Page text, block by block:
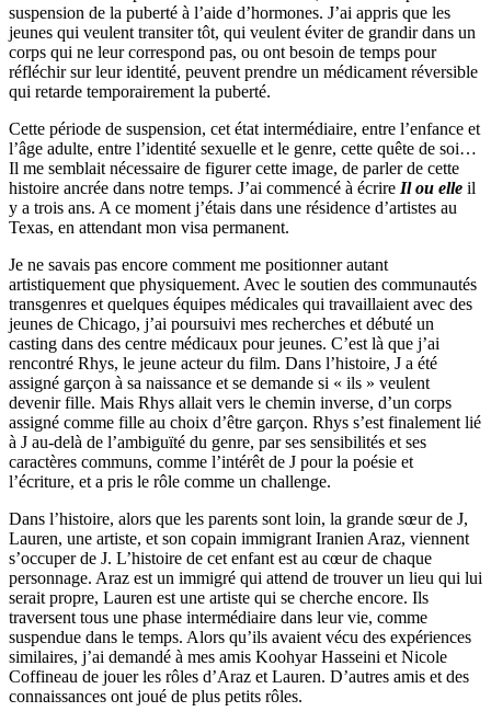
suspension de la puberté à l’aide d’hormones. J’ai appris que les
jeunes qui veulent transiter tôt, qui veulent éviter de grandir dans un
corps qui ne leur correspond pas, ou ont besoin de temps pour
réfléchir sur leur identité, peuvent prendre un médicament réversible
qui retarde temporairement la puberté.
Cette période de suspension, cet état intermédiaire, entre l’enfance et
l’âge adulte, entre l’identité sexuelle et le genre, cette quête de soi…
Il me semblait nécessaire de figurer cette image, de parler de cette
histoire ancrée dans notre temps. J’ai commencé à écrire Il ou elle il
y a trois ans. A ce moment j’étais dans une résidence d’artistes au
Texas, en attendant mon visa permanent.
Je ne savais pas encore comment me positionner autant
artistiquement que physiquement. Avec le soutien des communautés
transgenres et quelques équipes médicales qui travaillaient avec des
jeunes de Chicago, j’ai poursuivi mes recherches et débuté un
casting dans des centre médicaux pour jeunes. C’est là que j’ai
rencontré Rhys, le jeune acteur du film. Dans l’histoire, J a été
assigné garçon à sa naissance et se demande si « ils » veulent
devenir fille. Mais Rhys allait vers le chemin inverse, d’un corps
assigné comme fille au choix d’être garçon. Rhys s’est finalement lié
à J au-delà de l’ambiguïté du genre, par ses sensibilités et ses
caractères communs, comme l’intérêt de J pour la poésie et
l’écriture, et a pris le rôle comme un challenge.
Dans l’histoire, alors que les parents sont loin, la grande sœur de J,
Lauren, une artiste, et son copain immigrant Iranien Araz, viennent
s’occuper de J. L’histoire de cet enfant est au cœur de chaque
personnage. Araz est un immigré qui attend de trouver un lieu qui lui
serait propre, Lauren est une artiste qui se cherche encore. Ils
traversent tous une phase intermédiaire dans leur vie, comme
suspendue dans le temps. Alors qu’ils avaient vécu des expériences
similaires, j’ai demandé à mes amis Koohyar Hasseini et Nicole
Coffineau de jouer les rôles d’Araz et Lauren. D’autres amis et des
connaissances ont joué de plus petits rôles.